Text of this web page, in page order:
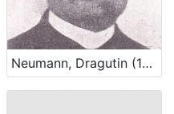
Neumann, Dragutin (13. 01. 1856 – 11. 04. 1911)